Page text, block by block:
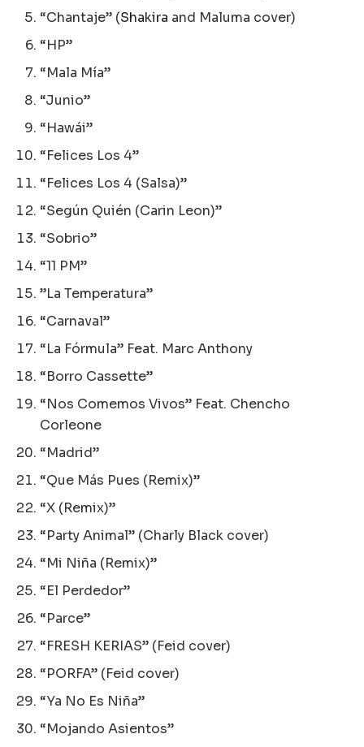
“Chantaje” (Shakira and Maluma cover)
“HP”
“Mala Mía”
“Junio”
“Hawái”
“Felices Los 4”
“Felices Los 4 (Salsa)”
“Según Quién (Carin Leon)”
“Sobrio”
“11 PM”
”La Temperatura”
“Carnaval”
“La Fórmula” Feat. Marc Anthony
“Borro Cassette”
“Nos Comemos Vivos” Feat. Chencho
Corleone
“Madrid”
“Que Más Pues (Remix)”
“X (Remix)”
“Party Animal” (Charly Black cover)
“Mi Niña (Remix)”
“El Perdedor”
“Parce”
“FRESH KERIAS” (Feid cover)
“PORFA” (Feid cover)
“Ya No Es Niña”
“Mojando Asientos”